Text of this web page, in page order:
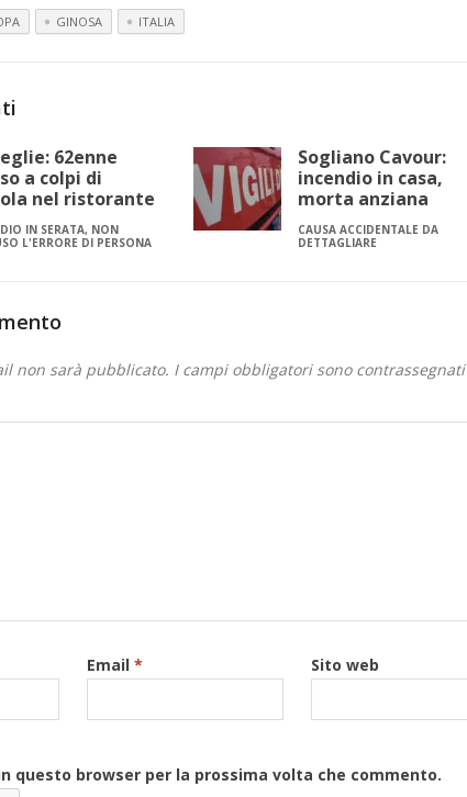
GINOSA ITALIA
62enne
a colpi di
nel ristorante
IN SERATA, NON
L'ERRORE DI PERSONA
Sogliano Cavour:
incendio in casa,
morta anziana
CAUSA ACCIDENTALE DA
DETTAGLIARE
non sarà pubblicato. I campi obbligatori sono contrassegnati
Email *
Sito web
questo browser per la prossima volta che commento.